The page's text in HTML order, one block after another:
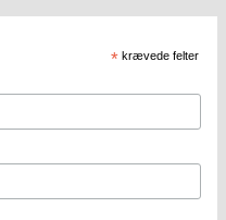
* krævede felter